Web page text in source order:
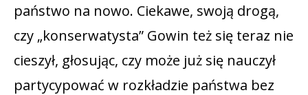
państwo na nowo. Ciekawe, swoją drogą,
czy „konserwatysta” Gowin też się teraz nie
cieszył, głosując, czy może już się nauczył
partycypować w rozkładzie państwa bez